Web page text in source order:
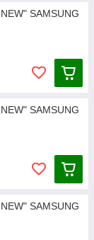
SAMSUNG
SAMSUNG
SAMSUNG